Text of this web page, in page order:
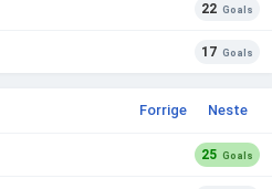
22 Goals
17 Goals
Forrige Neste
25 Goals